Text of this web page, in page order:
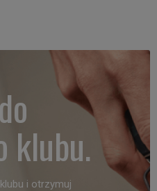
klubu.
i otrzymuj